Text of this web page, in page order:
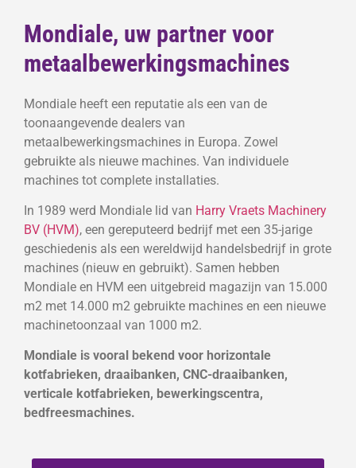
Mondiale, uw partner voor
metaalbewerkingsmachines
Mondiale heeft een reputatie als een van de
toonaangevende dealers van
metaalbewerkingsmachines in Europa. Zowel
gebruikte als nieuwe machines. Van individuele
machines tot complete installaties.
In 1989 werd Mondiale lid van Harry Vraets Machinery
BV (HVM), een gereputeerd bedrijf met een 35-jarige
geschiedenis als een wereldwijd handelsbedrijf in grote
machines (nieuw en gebruikt). Samen hebben
Mondiale en HVM een uitgebreid magazijn van 15.000
m2 met 14.000 m2 gebruikte machines en een nieuwe
machinetoonzaal van 1000 m2.
Mondiale is vooral bekend voor horizontale
kotfabrieken, draaibanken, CNC-draaibanken,
verticale kotfabrieken, bewerkingscentra,
bedfreesmachines.